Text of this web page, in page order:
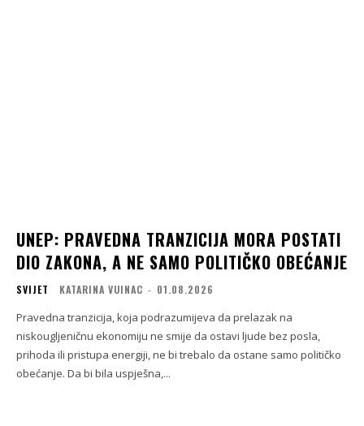
UNEP: PRAVEDNA TRANZICIJA MORA POSTATI
DIO ZAKONA, A NE SAMO POLITIČKO OBEĆANJE
SVIJET KATARINA VUINAC - 01.08.2026
Pravedna tranzicija, koja podrazumijeva da prelazak na
niskougljeničnu ekonomiju ne smije da ostavi ljude bez posla,
prihoda ili pristupa energiji, ne bi trebalo da ostane samo političko
obećanje. Da bi bila uspješna,...